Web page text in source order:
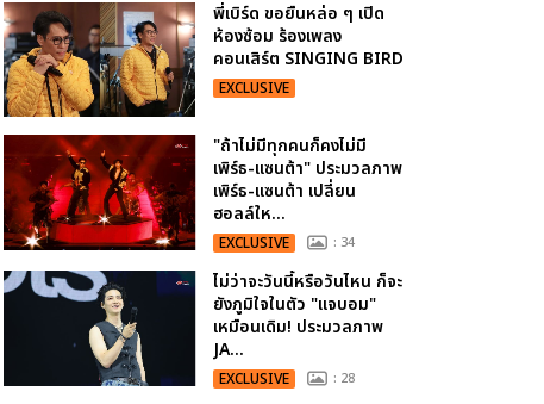
พี่เบิร์ด ขอยืนหล่อ ๆ เปิด
ห้องซ้อม ร้องเพลง
คอนเสิร์ต SINGING BIRD
EXCLUSIVE
"ถ้าไม่มีทุกคนก็คงไม่มี
เพิร์ธ-แซนต้า" ประมวลภาพ
เพิร์ธ-แซนต้า เปลี่ยน
ฮอลล์ให...
EXCLUSIVE : 34
ไม่ว่าจะวันนี้หรือวันไหน ก็จะ
ยังภูมิใจในตัว "แจบอม"
เหมือนเดิม! ประมวลภาพ
JA...
EXCLUSIVE : 28